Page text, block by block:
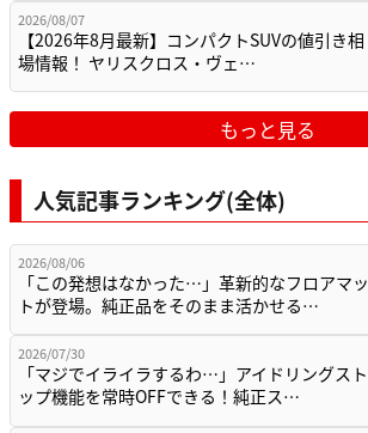
2026/08/07
【2026年8月最新】コンパクトSUVの値引き相
場情報！ ヤリスクロス・ヴェ…
もっと見る
人気記事ランキング(全体)
2026/08/06
「この発想はなかった…」革新的なフロアマッ
トが登場。純正品をそのまま活かせる…
2026/07/30
「マジでイライラするわ…」アイドリングスト
ップ機能を常時OFFできる！純正ス…